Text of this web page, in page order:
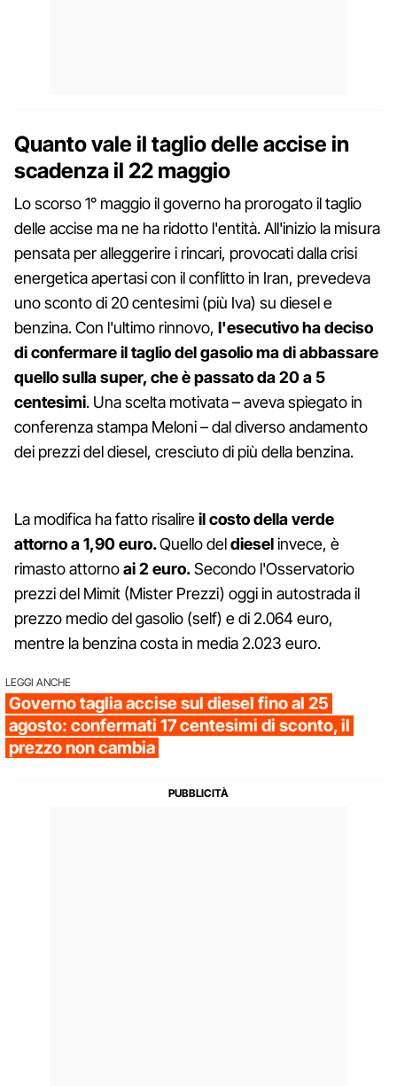
Quanto vale il taglio delle accise in
scadenza il 22 maggio
Lo scorso 1° maggio il governo ha prorogato il taglio
delle accise ma ne ha ridotto l'entità. All'inizio la misura
pensata per alleggerire i rincari, provocati dalla crisi
energetica apertasi con il conflitto in Iran, prevedeva
uno sconto di 20 centesimi (più Iva) su diesel e
benzina. Con l'ultimo rinnovo, l'esecutivo ha deciso
di confermare il taglio del gasolio ma di abbassare
quello sulla super, che è passato da 20 a 5
centesimi. Una scelta motivata – aveva spiegato in
conferenza stampa Meloni – dal diverso andamento
dei prezzi del diesel, cresciuto di più della benzina.
La modifica ha fatto risalireil costo della verde
attorno a 1,90 euro.Quello deldieselinvece, è
rimasto attornoai 2 euro.Secondo l'Osservatorio
prezzi del Mimit (Mister Prezzi) oggi in autostrada il
prezzo medio del gasolio (self) e di 2.064 euro,
mentre la benzina costa in media 2.023 euro.
LEGGI ANCHE
Governo taglia accise sul diesel fino al 25
agosto: confermati 17 centesimi di sconto, il
prezzo non cambia